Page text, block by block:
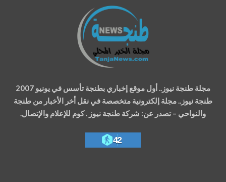
مجلة طنجة نيوز.. أول موقع إخباري بطنجة تأسس في يونيو 2007
طنجة نيوز.. مجلة إلكترونية متخصصة في نقل أخر الأخبار من طنجة
والنواحي – تصدر عن: شركة طنجة نيوز . كوم للإعلام والإتصال.
42